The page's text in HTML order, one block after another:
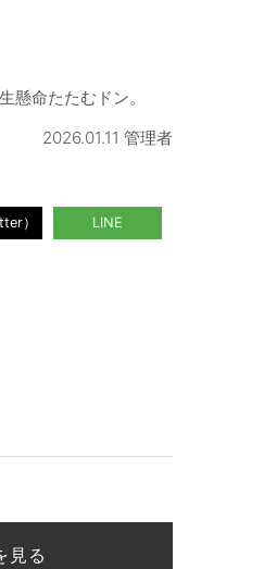
懸命たたむドン。
2026.01.11 管理者
見る